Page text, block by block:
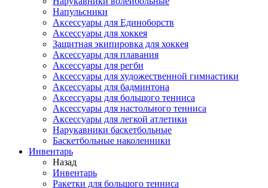
Напульсники
Аксессуары для Единоборств
Аксессуары для хоккея
Защитная экипировка для хоккея
Аксессуары для плавания
Аксессуары для регби
Аксессуары для художественной гимнастики
Аксессуары для бадминтона
Аксессуары для большого тенниса
Аксессуары для настольного тенниса
Аксессуары для легкой атлетики
Нарукавники баскетбольные
Баскетбольные наколенники
Инвентарь
Назад
Инвентарь
Ракетки для большого тенниса